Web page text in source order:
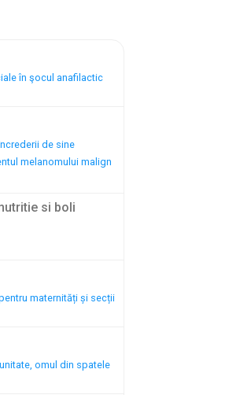
în şocul anafilactic
de sine
melanomului malign
si boli
maternități și secții
omul din spatele